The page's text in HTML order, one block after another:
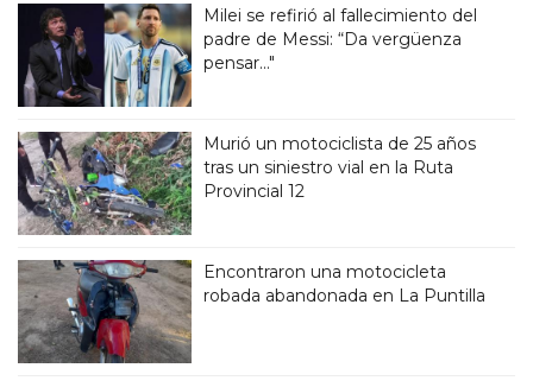
Milei se refirió al fallecimiento del
padre de Messi: “Da vergüenza
pensar..."
Murió un motociclista de 25 años
tras un siniestro vial en la Ruta
Provincial 12
Encontraron una motocicleta
robada abandonada en La Puntilla